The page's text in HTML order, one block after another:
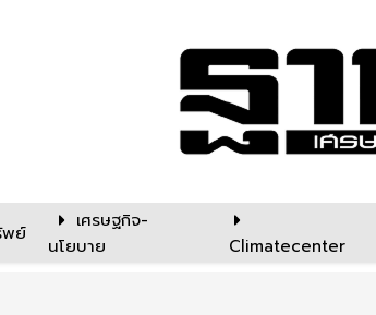
พย์
เศรษฐกิจ-
นโยบาย
Climatecenter